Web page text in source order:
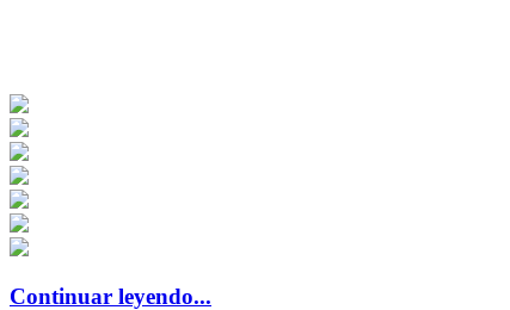
Continuar leyendo...